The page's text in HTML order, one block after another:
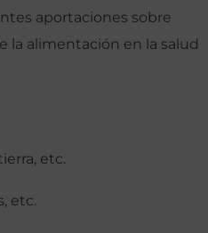
aportaciones sobre
la alimentación en la salud
etc.
etc.